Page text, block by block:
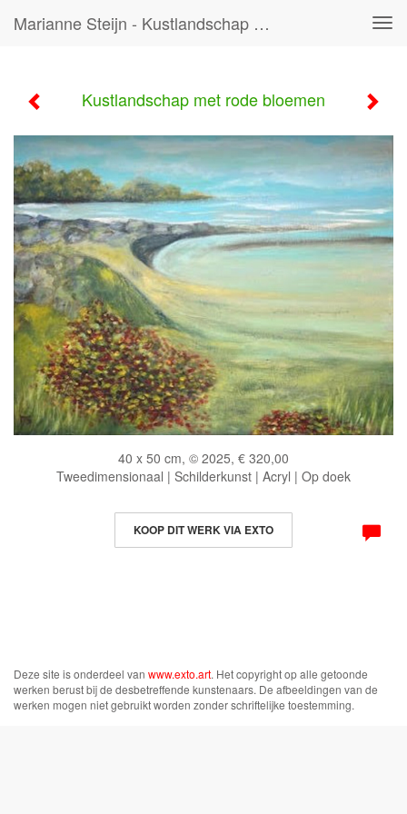
Marianne Steijn - Kustlandschap Met Rode Bloemen
Kustlandschap met rode bloemen
40 x 50 cm, © 2025, € 320,00
Tweedimensionaal | Schilderkunst | Acryl | Op doek
KOOP DIT WERK VIA EXTO
Deze site is onderdeel van www.exto.art. Het copyright op alle getoonde
werken berust bij de desbetreffende kunstenaars. De afbeeldingen van de
werken mogen niet gebruikt worden zonder schriftelijke toestemming.